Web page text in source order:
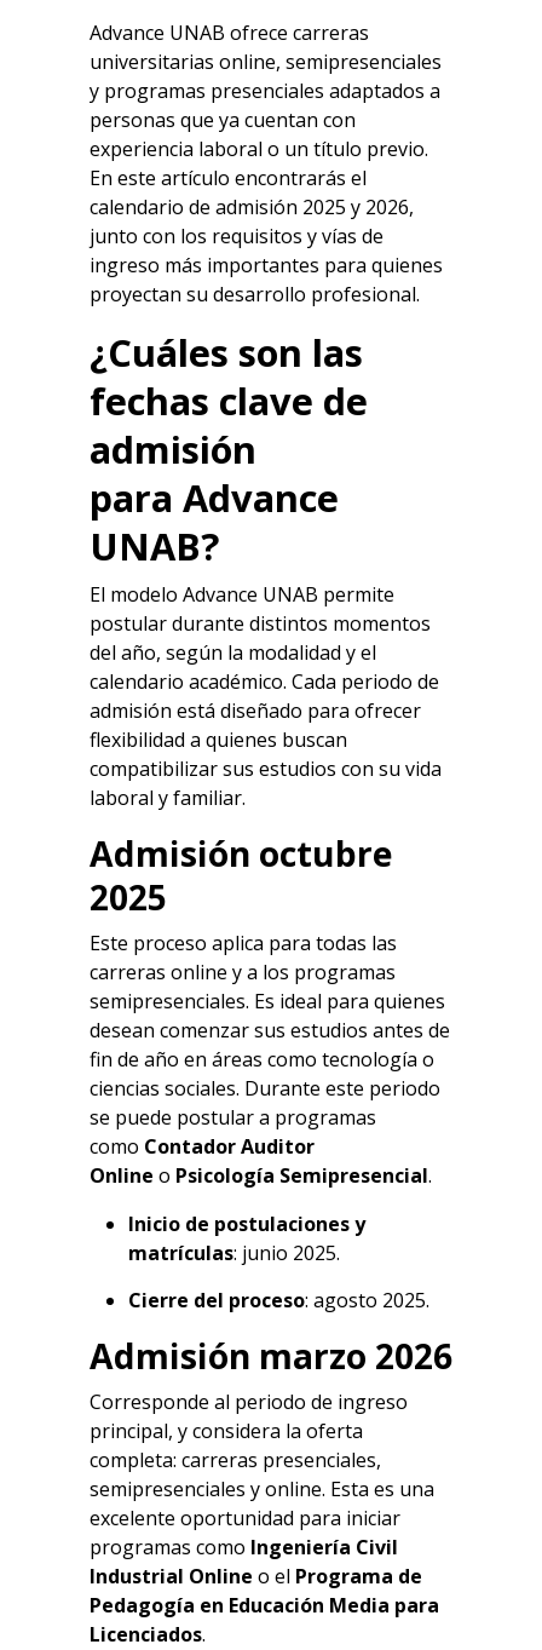
Advance UNAB ofrece carreras
universitarias online, semipresenciales
y programas presenciales adaptados a
personas que ya cuentan con
experiencia laboral o un título previo.
En este artículo encontrarás el
calendario de admisión 2025 y 2026,
junto con los requisitos y vías de
ingreso más importantes para quienes
proyectan su desarrollo profesional.
¿Cuáles son las
fechas clave de
admisión
para Advance
UNAB?
El modelo Advance UNAB permite
postular durante distintos momentos
del año, según la modalidad y el
calendario académico. Cada periodo de
admisión está diseñado para ofrecer
flexibilidad a quienes buscan
compatibilizar sus estudios con su vida
laboral y familiar.
Admisión octubre
2025
Este proceso aplica para todas las
carreras online y a los programas
semipresenciales. Es ideal para quienes
desean comenzar sus estudios antes de
fin de año en áreas como tecnología o
ciencias sociales. Durante este periodo
se puede postular a programas
como Contador Auditor
Online o Psicología Semipresencial.
Inicio de postulaciones y
matrículas: junio 2025.
Cierre del proceso: agosto 2025.
Admisión marzo 2026
Corresponde al periodo de ingreso
principal, y considera la oferta
completa: carreras presenciales,
semipresenciales y online. Esta es una
excelente oportunidad para iniciar
programas como Ingeniería Civil
Industrial Online o el Programa de
Pedagogía en Educación Media para
Licenciados.